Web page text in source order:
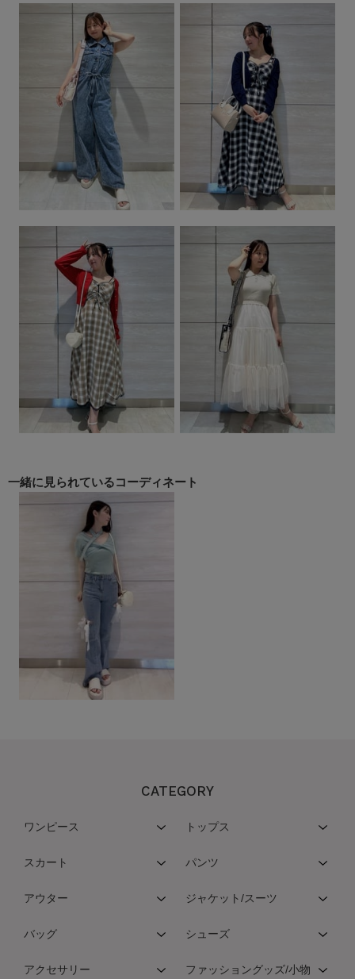
一緒に見られているコーディネート
CATEGORY
ワンピース トップス
スカート パンツ
アウター ジャケット/スーツ
バッグ シューズ
アクセサリー ファッショングッズ/小物